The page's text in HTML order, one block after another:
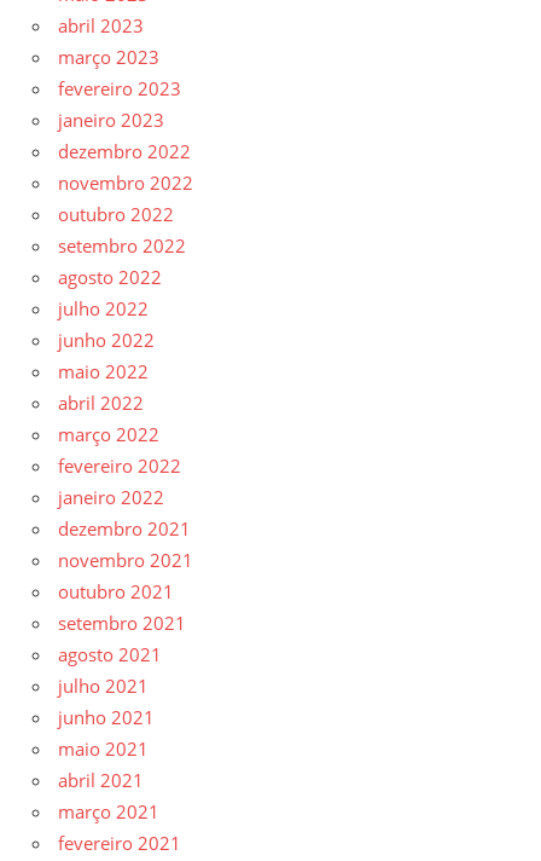
abril 2023
março 2023
fevereiro 2023
janeiro 2023
dezembro 2022
novembro 2022
outubro 2022
setembro 2022
agosto 2022
julho 2022
junho 2022
maio 2022
abril 2022
março 2022
fevereiro 2022
janeiro 2022
dezembro 2021
novembro 2021
outubro 2021
setembro 2021
agosto 2021
julho 2021
junho 2021
maio 2021
abril 2021
março 2021
fevereiro 2021